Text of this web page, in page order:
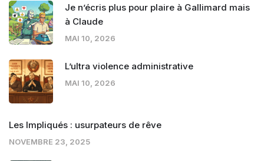
Je n’écris plus pour plaire à Gallimard mais
à Claude
MAI 10, 2026
L’ultra violence administrative
MAI 10, 2026
Les Impliqués : usurpateurs de rêve
NOVEMBRE 23, 2025